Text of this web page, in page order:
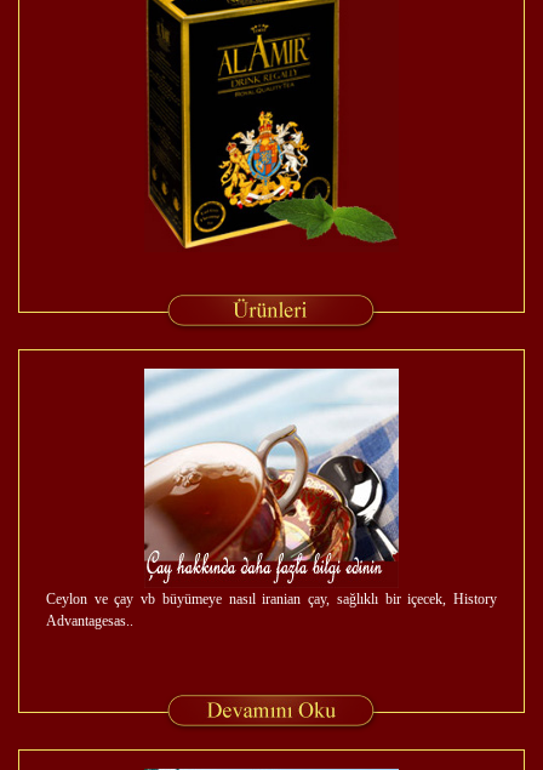
Ceylon ve çay vb büyümeye nasıl iranian çay, sağlıklı bir içecek, History
Advantagesas..